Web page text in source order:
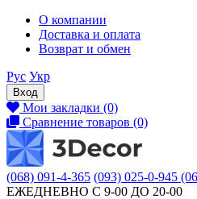
О компании
Доставка и оплата
Возврат и обмен
Рус Укр
Вход
Мои закладки (0)
Сравнение товаров (0)
(068) 091-4-365 (093) 025-0-945
ЕЖЕДНЕВНО С 9-00 ДО 20-00